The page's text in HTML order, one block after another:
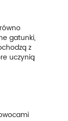
gatunki,
z
uczynią